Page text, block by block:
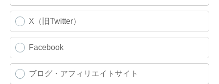
X（旧Twitter）
Facebook
ブログ・アフィリエイトサイト